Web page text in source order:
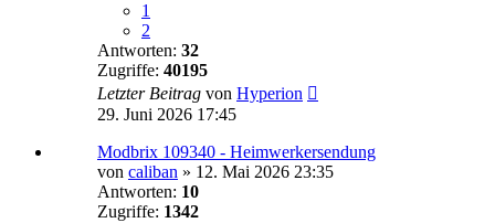
1
2
Antworten: 32
Zugriffe: 40195
Letzter Beitrag von Hyperion
29. Juni 2026 17:45
Modbrix 109340 - Heimwerkersendung
von caliban » 12. Mai 2026 23:35
Antworten: 10
Zugriffe: 1342